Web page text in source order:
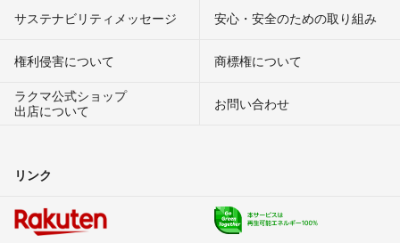
サステナビリティメッセージ 安心・安全のための取り組み
権利侵害について
商標権について
ラクマ公式ショップ
出店について
お問い合わせ
リンク